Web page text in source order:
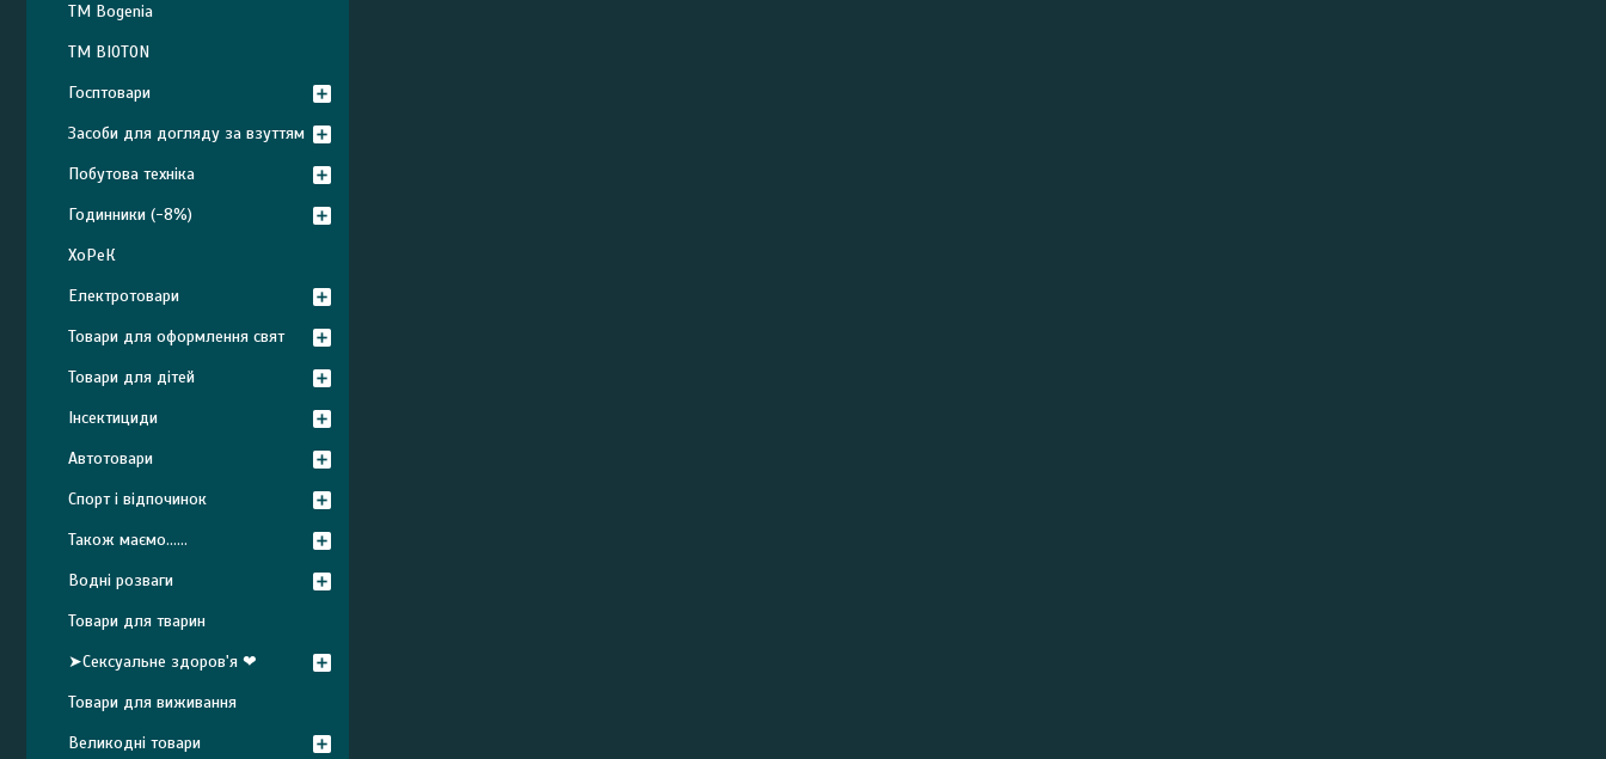
ТМ Bogenia
ТМ BIOTON
Госптовари
Засоби для догляду за взуттям
Побутова техніка
Годинники (-8%)
ХоРеК
Електротовари
Товари для оформлення свят
Товари для дітей
Інсектициди
Автотовари
Спорт і відпочинок
Також маємо......
Водні розваги
Товари для тварин
➤Сексуальне здоров'я ❤
Товари для виживання
Великодні товари